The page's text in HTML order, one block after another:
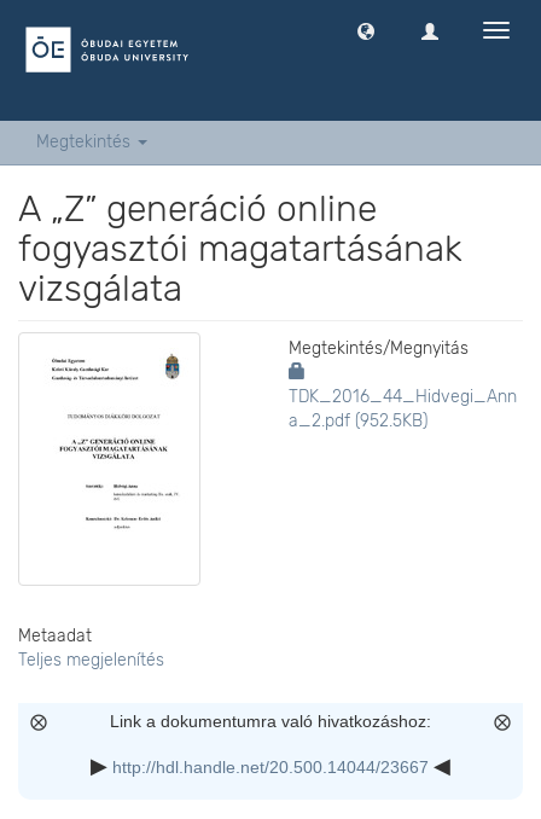
Megtekintés
A „Z” generáció online
fogyasztói magatartásának
vizsgálata
Megtekintés/Megnyitás
TDK_2016_44_Hidvegi_Ann
a_2.pdf (952.5KB)
Metaadat
Teljes megjelenítés
Link a dokumentumra való hivatkozáshoz:
http://hdl.handle.net/20.500.14044/23667